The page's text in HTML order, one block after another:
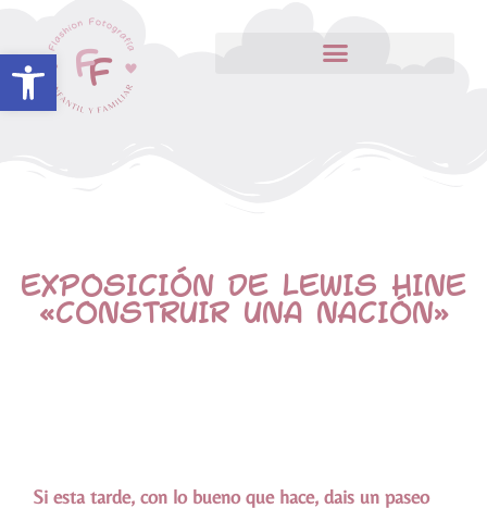
Abrir barra de herramientas
EXPOSICIÓN DE LEWIS HINE
«CONSTRUIR UNA NACIÓN»
Si esta tarde, con lo bueno que hace, dais un paseo